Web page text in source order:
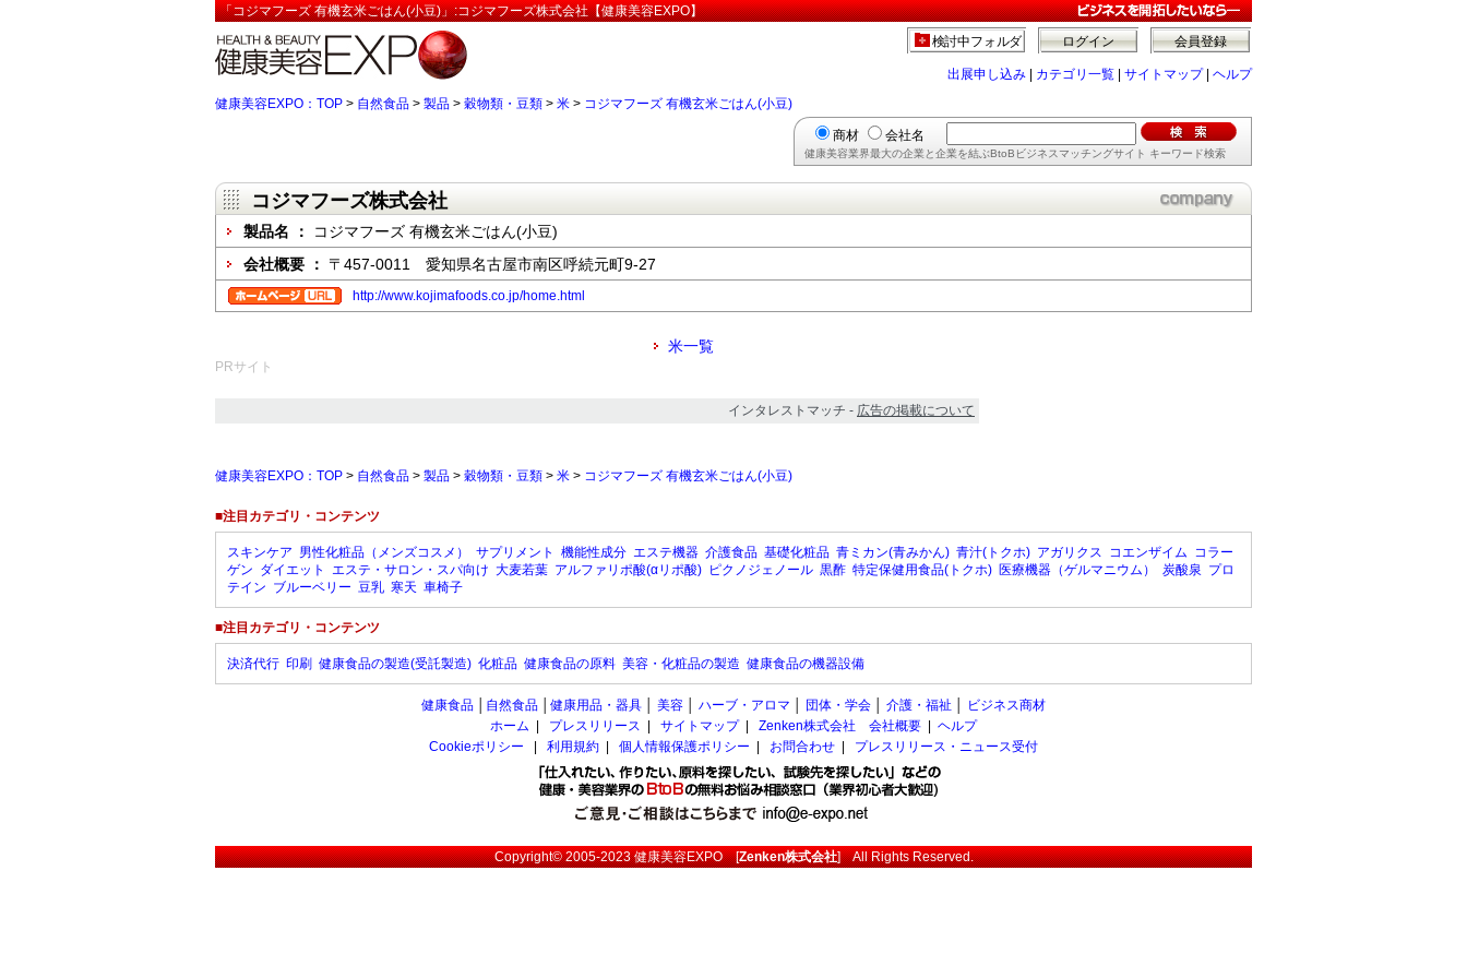
「コジマフーズ 有機玄米ごはん(小豆)」:コジマフーズ株式会社【健康美容EXPO】
会員登録
ログイン
検討中フォルダ
出展申し込み カテゴリ一覧 サイトマップ| ヘルプ
健康美容EXPO：TOP > 自然食品 > 製品 > 穀物類・豆類 > 米 > コジマフーズ 有機玄米ごはん(小豆)
商材 会社名
健康美容業界最大の企業と企業を結ぶBtoBビジネスマッチングサイト キーワード検索
コジマフーズ株式会社
製品名 ：
コジマフーズ 有機玄米ごはん(小豆)
会社概要 ： 〒457-0011 愛知県名古屋市南区呼続元町9-27
http://www.kojimafoods.co.jp/home.html
米一覧
PRサイト
インタレストマッチ - 広告の掲載について
健康美容EXPO：TOP > 自然食品 > 製品 > 穀物類・豆類 > 米 > コジマフーズ 有機玄米ごはん(小豆)
■注目カテゴリ・コンテンツ
スキンケア 男性化粧品（メンズコスメ） サプリメント 機能性成分 エステ機器 介護食品 基礎化粧品 青ミカン(青みかん) 青汁(トクホ) アガリクス コエンザイム コラー
ゲン ダイエット エステ・サロン・スパ向け 大麦若葉 アルファリポ酸(αリポ酸) ピクノジェノール 黒酢 特定保健用食品(トクホ) 医療機器（ゲルマニウム） 炭酸泉 プロ
テイン ブルーベリー 豆乳 寒天 車椅子
■注目カテゴリ・コンテンツ
決済代行 印刷 健康食品の製造(受託製造) 化粧品 健康食品の原料 美容・化粧品の製造 健康食品の機器設備
健康食品 自然食品 健康用品・器具 美容 ハーブ・アロマ 団体・学会 介護・福祉
ビジネス商材
ホーム
プレスリリース サイトマップ| Zenken株式会社 会社概要
ヘルプ
Cookieポリシー
利用規約 個人情報保護ポリシー お問合わせ プレスリリース・ニュース受付
Copyright© 2005-2023健康美容EXPO[Zenken株式会社] All Rights Reserved.